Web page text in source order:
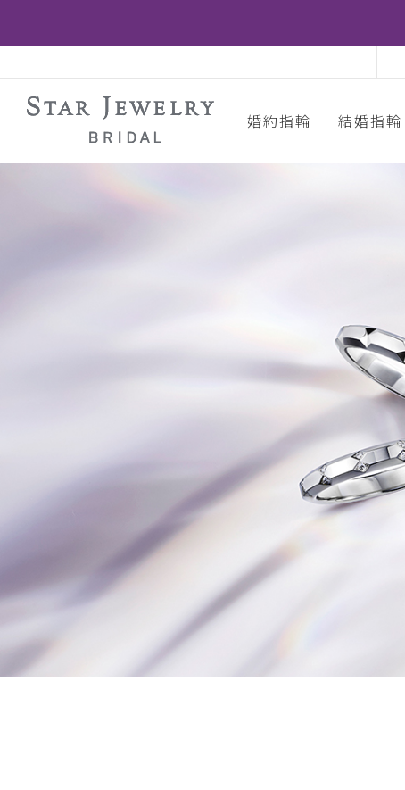
婚約指輪 結婚指輪